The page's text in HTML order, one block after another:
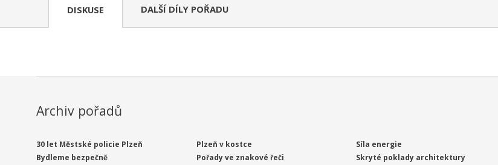
DISKUSE DALŠÍ DÍLY POŘADU
Archiv pořadů
30 let Městské policie Plzeň
Bydleme bezpečně
Plzeň v kostce
Pořady ve znakové řeči
Síla energie
Skryté poklady architektury